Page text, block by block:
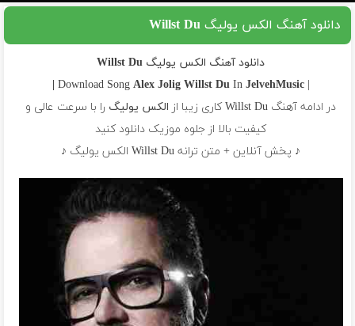
دانلود آهنگ الکس یولیگ Willst Du
دانلود آهنگ الکس یولیگ Willst Du
| Download Song
Alex Jolig Willst DuIn JelvehMusic |
در ادامه آهنگ Willst Du کاری زیبا از
الکس یولیگ را با سرعت عالی و
کیفیت بالا از جلوه موزیک دانلود کنید
♪ پخش آنلاین + متن ترانه Willst Du الکس یولیگ ♪